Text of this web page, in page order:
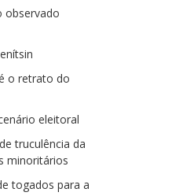
observado
o retrato do
eleitoral
truculência da
minoritários
togados para a